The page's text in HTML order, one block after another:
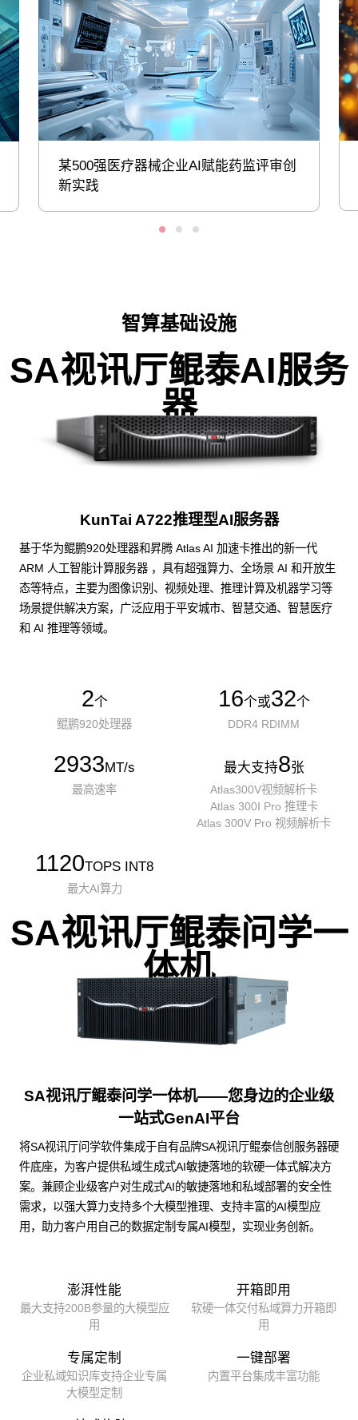
某500强医疗器械企业AI赋能药监评审创
新实践
智算基础设施
SA视讯厅鲲泰AI服务
器
KunTai A722推理型AI服务器
基于华为鲲鹏920处理器和昇腾 Atlas AI 加速卡推出的新一代
ARM 人工智能计算服务器 ，具有超强算力、全场景 AI 和开放生
态等特点，主要为图像识别、视频处理、推理计算及机器学习等
场景提供解决方案，广泛应用于平安城市、智慧交通、智慧医疗
和 AI 推理等领域。
2个
鲲鹏920处理器
16个或32个
DDR4 RDIMM
2933MT/s
最高速率
最大支持8张
Atlas300V视频解析卡
Atlas 300I Pro 推理卡
Atlas 300V Pro 视频解析卡
1120TOPS INT8
最大AI算力
SA视讯厅鲲泰问学一
体机
SA视讯厅鲲泰问学一体机——您身边的企业级
一站式GenAI平台
将SA视讯厅问学软件集成于自有品牌SA视讯厅鲲泰信创服务器硬
件底座，为客户提供私域生成式AI敏捷落地的软硬一体式解决方
案。兼顾企业级客户对生成式AI的敏捷落地和私域部署的安全性
需求，以强大算力支持多个大模型推理、支持丰富的AI模型应
用，助力客户用自己的数据定制专属AI模型，实现业务创新。
澎湃性能
最大支持200B参量的大模型应
用
开箱即用
软硬一体交付私域算力开箱即
用
专属定制
企业私域知识库支持企业专属
大模型定制
一键部署
内置平台集成丰富功能